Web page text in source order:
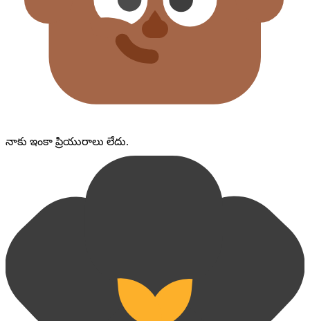
నాకు ఇంకా ప్రియురాలు లేదు.